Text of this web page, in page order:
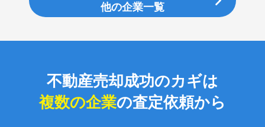
他の企業一覧
不動産売却成功のカギは
複数の企業の査定依頼から